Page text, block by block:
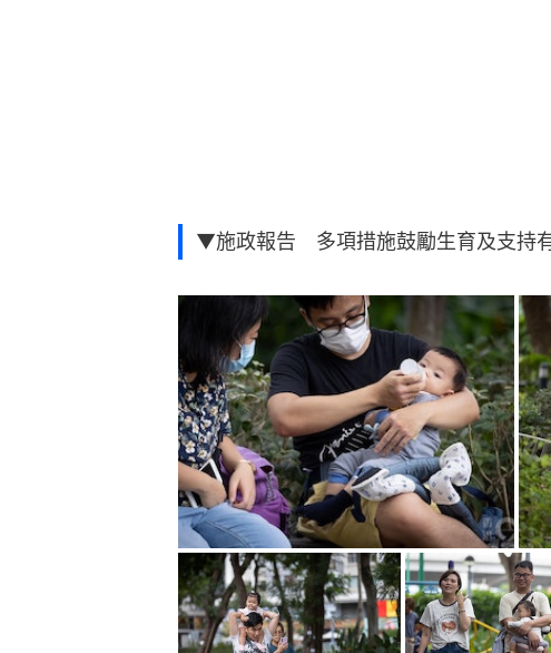
▼施政報告 多項措施鼓勵生育及支持